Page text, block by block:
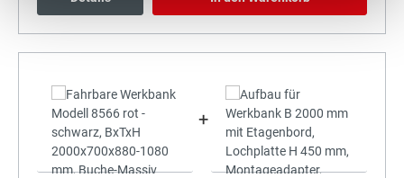
+